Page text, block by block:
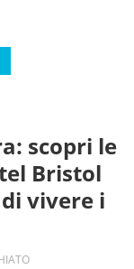
scopri le
Bristol
vivere i